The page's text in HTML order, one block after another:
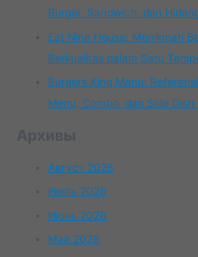
Burger, Sandwich, dan
Eat Nine House: Menikmati
Berkualitas dalam Satu
Burgers King Menu:
Menu, Combo, dan Side Dish
Архивы
Август 2026
Июль 2026
Июнь 2026
Май 2026